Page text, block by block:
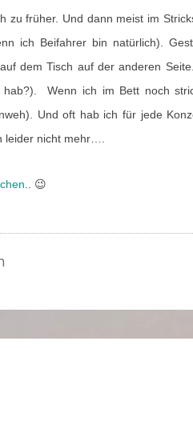
T
A
G
S
F
R
–
/
zu früher. Und dann meist im
ich Beifahrer bin natürlich).
dem Tisch auf der anderen
Wenn ich im Bett noch
Und oft hab ich für jede
leider nicht mehr….
.. 😉